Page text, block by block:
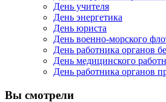
День учителя
День энергетика
День юриста
День военно-морского
День работника органов
День медицинского
День работника органов
Вы смотрели